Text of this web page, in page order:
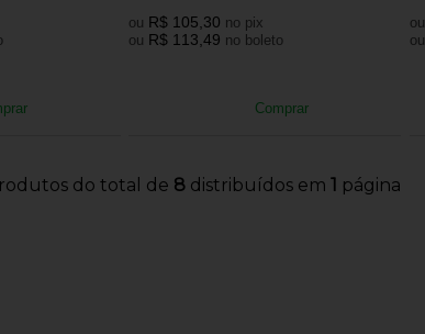
ou R$ 105,30
no pix
ou R$ 113,49 no boleto
Comprar
ou
ou
do total de 8distribuídos em 1 página